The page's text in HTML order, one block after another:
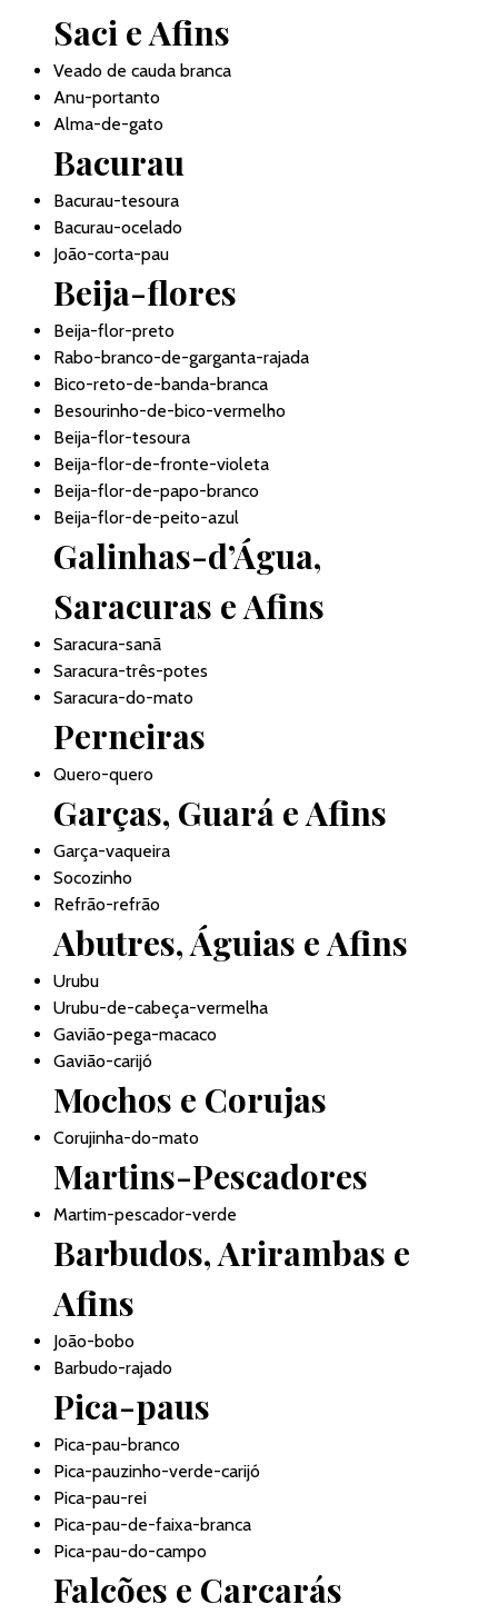
Saci e Afins
Veado de cauda branca
Anu-portanto
Alma-de-gato
Bacurau
Bacurau-tesoura
Bacurau-ocelado
João-corta-pau
Beija-flores
Beija-flor-preto
Rabo-branco-de-garganta-rajada
Bico-reto-de-banda-branca
Besourinho-de-bico-vermelho
Beija-flor-tesoura
Beija-flor-de-fronte-violeta
Beija-flor-de-papo-branco
Beija-flor-de-peito-azul
Galinhas-d’Água,
Saracuras e Afins
Saracura-sanã
Saracura-três-potes
Saracura-do-mato
Perneiras
Quero-quero
Garças, Guará e Afins
Garça-vaqueira
Socozinho
Refrão-refrão
Abutres, Águias e Afins
Urubu
Urubu-de-cabeça-vermelha
Gavião-pega-macaco
Gavião-carijó
Mochos e Corujas
Corujinha-do-mato
Martins-Pescadores
Martim-pescador-verde
Barbudos, Arirambas e
Afins
João-bobo
Barbudo-rajado
Pica-paus
Pica-pau-branco
Pica-pauzinho-verde-carijó
Pica-pau-rei
Pica-pau-de-faixa-branca
Pica-pau-do-campo
Falcões e Carcarás